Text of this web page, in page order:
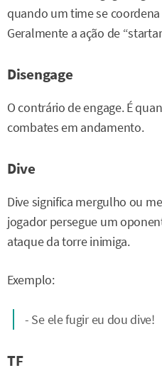
quando um time se coordena
Geralmente a ação de
Disengage
O contrário de engage. É
combates em andamento.
Dive
Dive significa mergulho ou
jogador persegue um
ataque da torre inimiga.
Exemplo:
- Se ele fugir eu dou dive!
TF